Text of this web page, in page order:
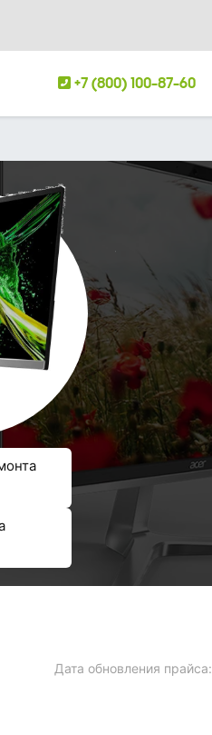
+7 (800) 100-87-60
Дата обновления прайса: